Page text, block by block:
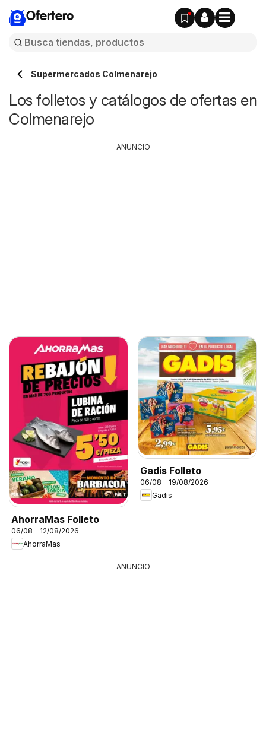
Ofertero
Supermercados Colmenarejo
Los folletos y catálogos de ofertas en
Colmenarejo
AhorraMas Folleto
06/08 - 12/08/2026
AhorraMas
Gadis Folleto
06/08 - 19/08/2026
Gadis
ANUNCIO
ANUNCIO